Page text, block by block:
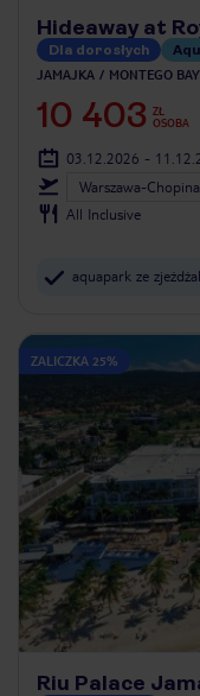
Hideaway at
Dla dorosłych
JAMAJKA MONTEGO BAY
10 403 ZŁ
OSOBA
03.12.2026 -
Warszawa-
All Inclusive
aquapark ze
ZALICZKA 25%
Riu Palace